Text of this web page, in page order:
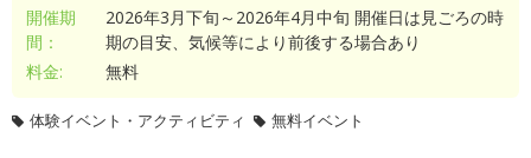
開催期
間：
2026年3月下旬～2026年4月中旬 開催日は見ごろの時
期の目安、気候等により前後する場合あり
料金:
無料
体験イベント・アクティビティ 無料イベント